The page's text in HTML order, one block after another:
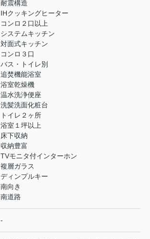
耐震構造
IHクッキングヒーター
コンロ２口以上
システムキッチン
対面式キッチン
コンロ３口
バス・トイレ別
追焚機能浴室
浴室乾燥機
温水洗浄便座
洗髪洗面化粧台
トイレ２ヶ所
浴室１坪以上
床下収納
収納豊富
TVモニタ付インターホン
複層ガラス
ディンプルキー
南向き
南道路
-